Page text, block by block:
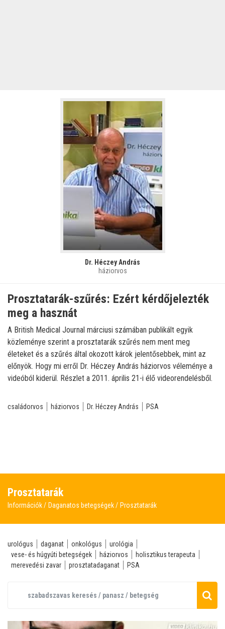
Dr. Héczey András
háziorvos
Prosztatarák-szűrés: Ezért kérdőjelezték
meg a hasznát
A British Medical Journal márciusi számában publikált egyik
közleménye szerint a prosztatarák szűrés nem ment meg
életeket és a szűrés által okozott károk jelentősebbek, mint az
előnyök. Hogy mi erről Dr. Héczey András háziorvos véleménye a
videóból kiderül. Részlet a 2011. április 21-i élő videorendelésből.
családorvos háziorvos Dr. Héczey András PSA
Prosztatarák
Információk Daganatos betegségek Prosztatarák
urológus daganat onkológus
urológia
vese- és húgyúti betegségek
háziorvos
holisztikus terapeuta
merevedési zavar
prosztatadaganat PSA